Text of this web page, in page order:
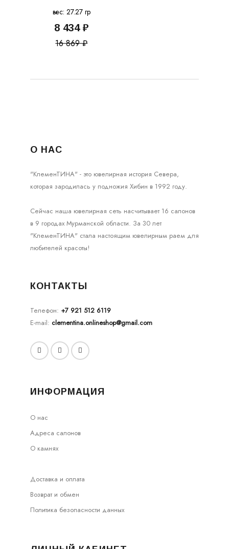
вес: 27.27 гр
8 434 ₽
16 869 ₽
О НАС
"КлеменТИНА" - это ювелирная история Севера,
которая зародилась у подножия Хибин в 1992 году.
Сейчас наша ювелирная сеть насчитывает 16 салонов
в 9 городах Мурманской области. За 30 лет
"КлеменТИНА" стала настоящим ювелирным раем для
любителей красоты!
КОНТАКТЫ
Телефон: +7 921 512 6119
E-mail: clementina.onlineshop@gmail.com
ИНФОРМАЦИЯ
О нас
Адреса салонов
О камнях
Доставка и оплата
Возврат и обмен
Политика безопасности данных